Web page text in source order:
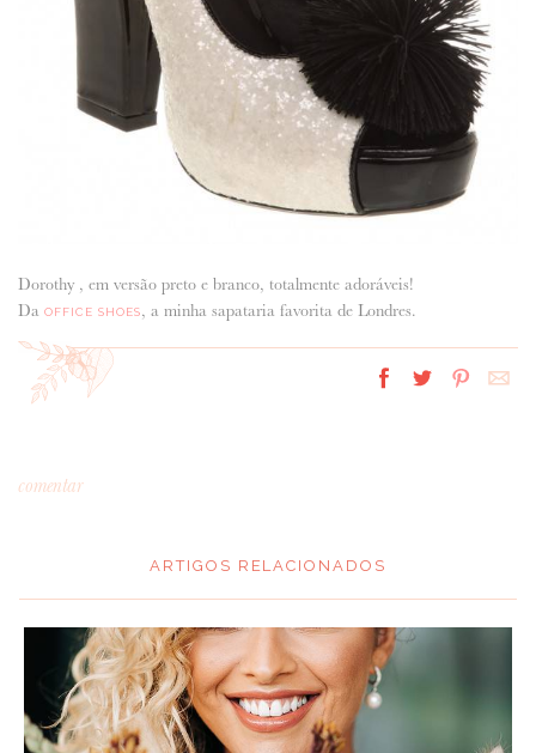
Dorothy , em versão preto e branco, totalmente adoráveis!
Da OFFICE SHOES, a minha sapataria favorita de Londres.
comentar
ARTIGOS RELACIONADOS